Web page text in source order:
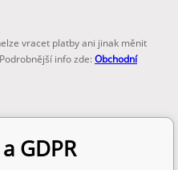
vracet platby ani jinak měnit
info zde:Obchodní
GDPR